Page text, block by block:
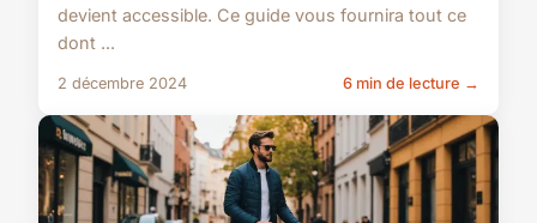
devient accessible. Ce guide vous fournira tout ce
dont ...
2 décembre 2024 6 min de lecture →